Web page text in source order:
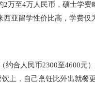
万至4万人民币，硕士学
亚留学性价比高，学费
约合人民币2300至4600
上，自己烹饪比外出就餐